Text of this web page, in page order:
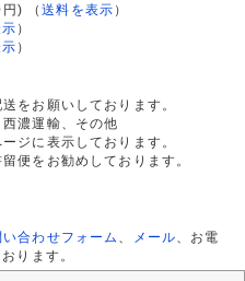
)
（送料を表示 ）
）
）
をお願いしております。
西濃運輸、その他
ジに表示しております。
便をお勧めしております。
い合わせフォーム メール 、お電
ります。